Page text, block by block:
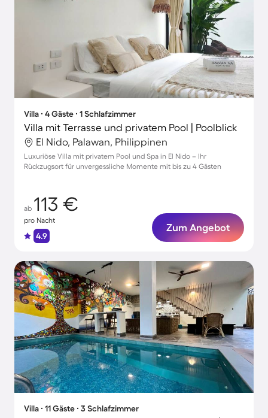
Villa ∙ 4 Gäste ∙ 1 Schlafzimmer
Villa mit Terrasse und privatem Pool | Poolblick
El Nido, Palawan, Philippinen
Luxuriöse Villa mit privatem Pool und Spa in El Nido – Ihr
Rückzugsort für unvergessliche Momente mit bis zu 4 Gästen
ab 113 €
pro Nacht
4.9
Zum Angebot
Villa ∙ 11 Gäste ∙ 3 Schlafzimmer